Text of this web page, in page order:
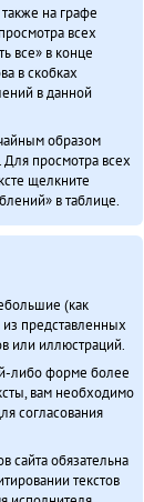
на графе
всех
все» в конце
в скобках
в данной
образом
просмотра всех
щелкните
в таблице.
(как
представленных
или иллюстраций.
либо форме более
вам необходимо
согласования
сайта обязательна
текстов